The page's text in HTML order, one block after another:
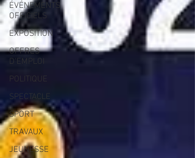
ÉVÉNEMENTS
OFFICIELS
EXPOSITION
OFFRES
D'EMPLOI
POLITIQUE
SPECTACLE
SPORT
TRAVAUX
JEUNESSE